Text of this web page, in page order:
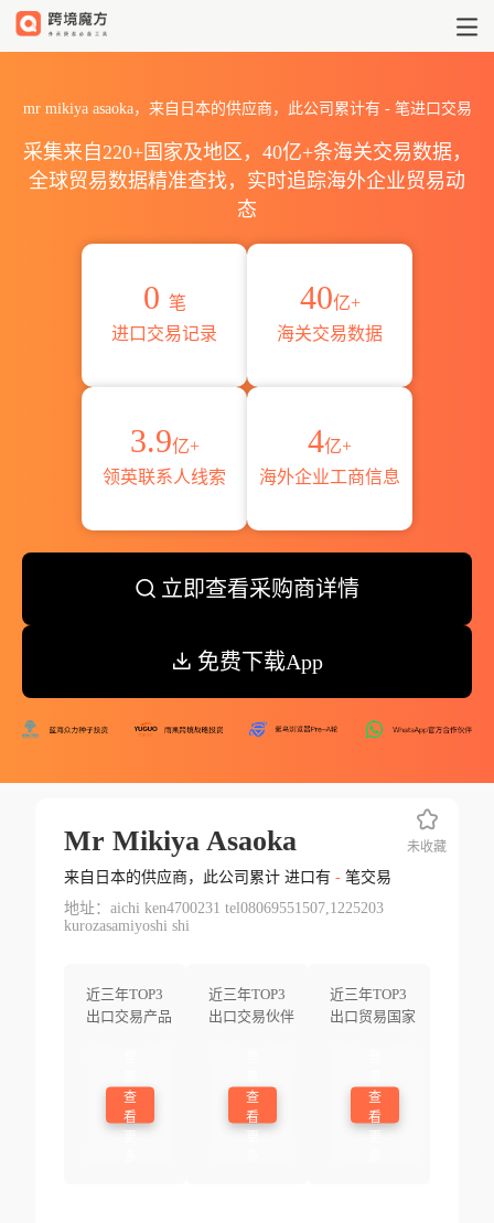
mr mikiya asaoka，来自日本的供应商，此公司累计有 -笔进口交易
采集来自220+国家及地区，40亿+条海关交易数据，
全球贸易数据精准查找，实时追踪海外企业贸易动
态
0 笔
进口交易记录
40亿+
海关交易数据
3.9亿+
领英联系人线索
4亿+
海外企业工商信息
立即查看采购商详情
免费下载App
Mr Mikiya Asaoka
来自日本的供应商，此公司累计 进口有 -笔交易
地址：aichi ken4700231 tel08069551507,1225203
kurozasamiyoshi shi
近三年TOP3
出口交易产品
查
看
近三年TOP3
出口交易伙伴
查
看
近三年TOP3
出口贸易国家
查
看
未收藏